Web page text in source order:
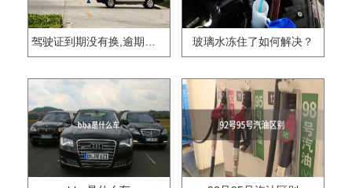
驾驶证到期没有换,逾期怎么办?? 玻璃水冻住了如何解决？